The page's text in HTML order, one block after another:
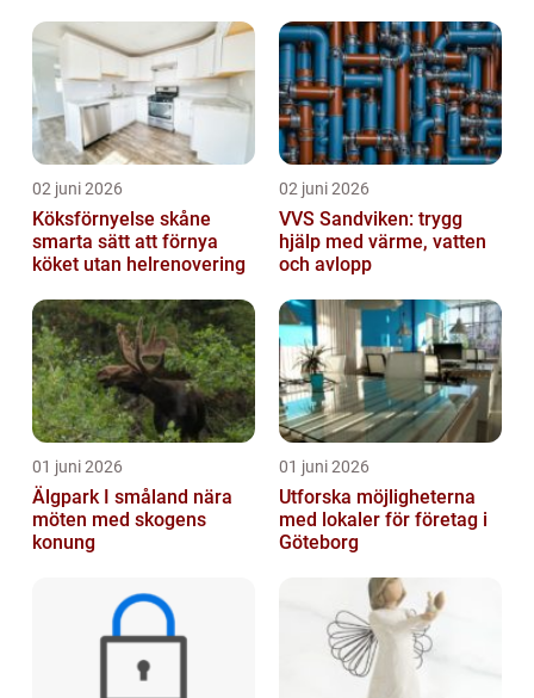
02 juni 2026
Köksförnyelse skåne
smarta sätt att förnya
köket utan helrenovering
02 juni 2026
VVS Sandviken: trygg
hjälp med värme, vatten
och avlopp
01 juni 2026
Älgpark I småland nära
möten med skogens
konung
01 juni 2026
Utforska möjligheterna
med lokaler för företag i
Göteborg